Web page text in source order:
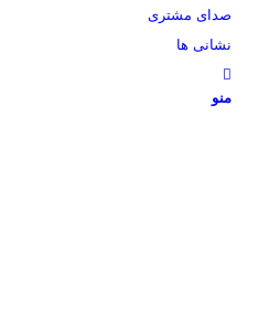
صدای مشتری
نشانی ها
منو